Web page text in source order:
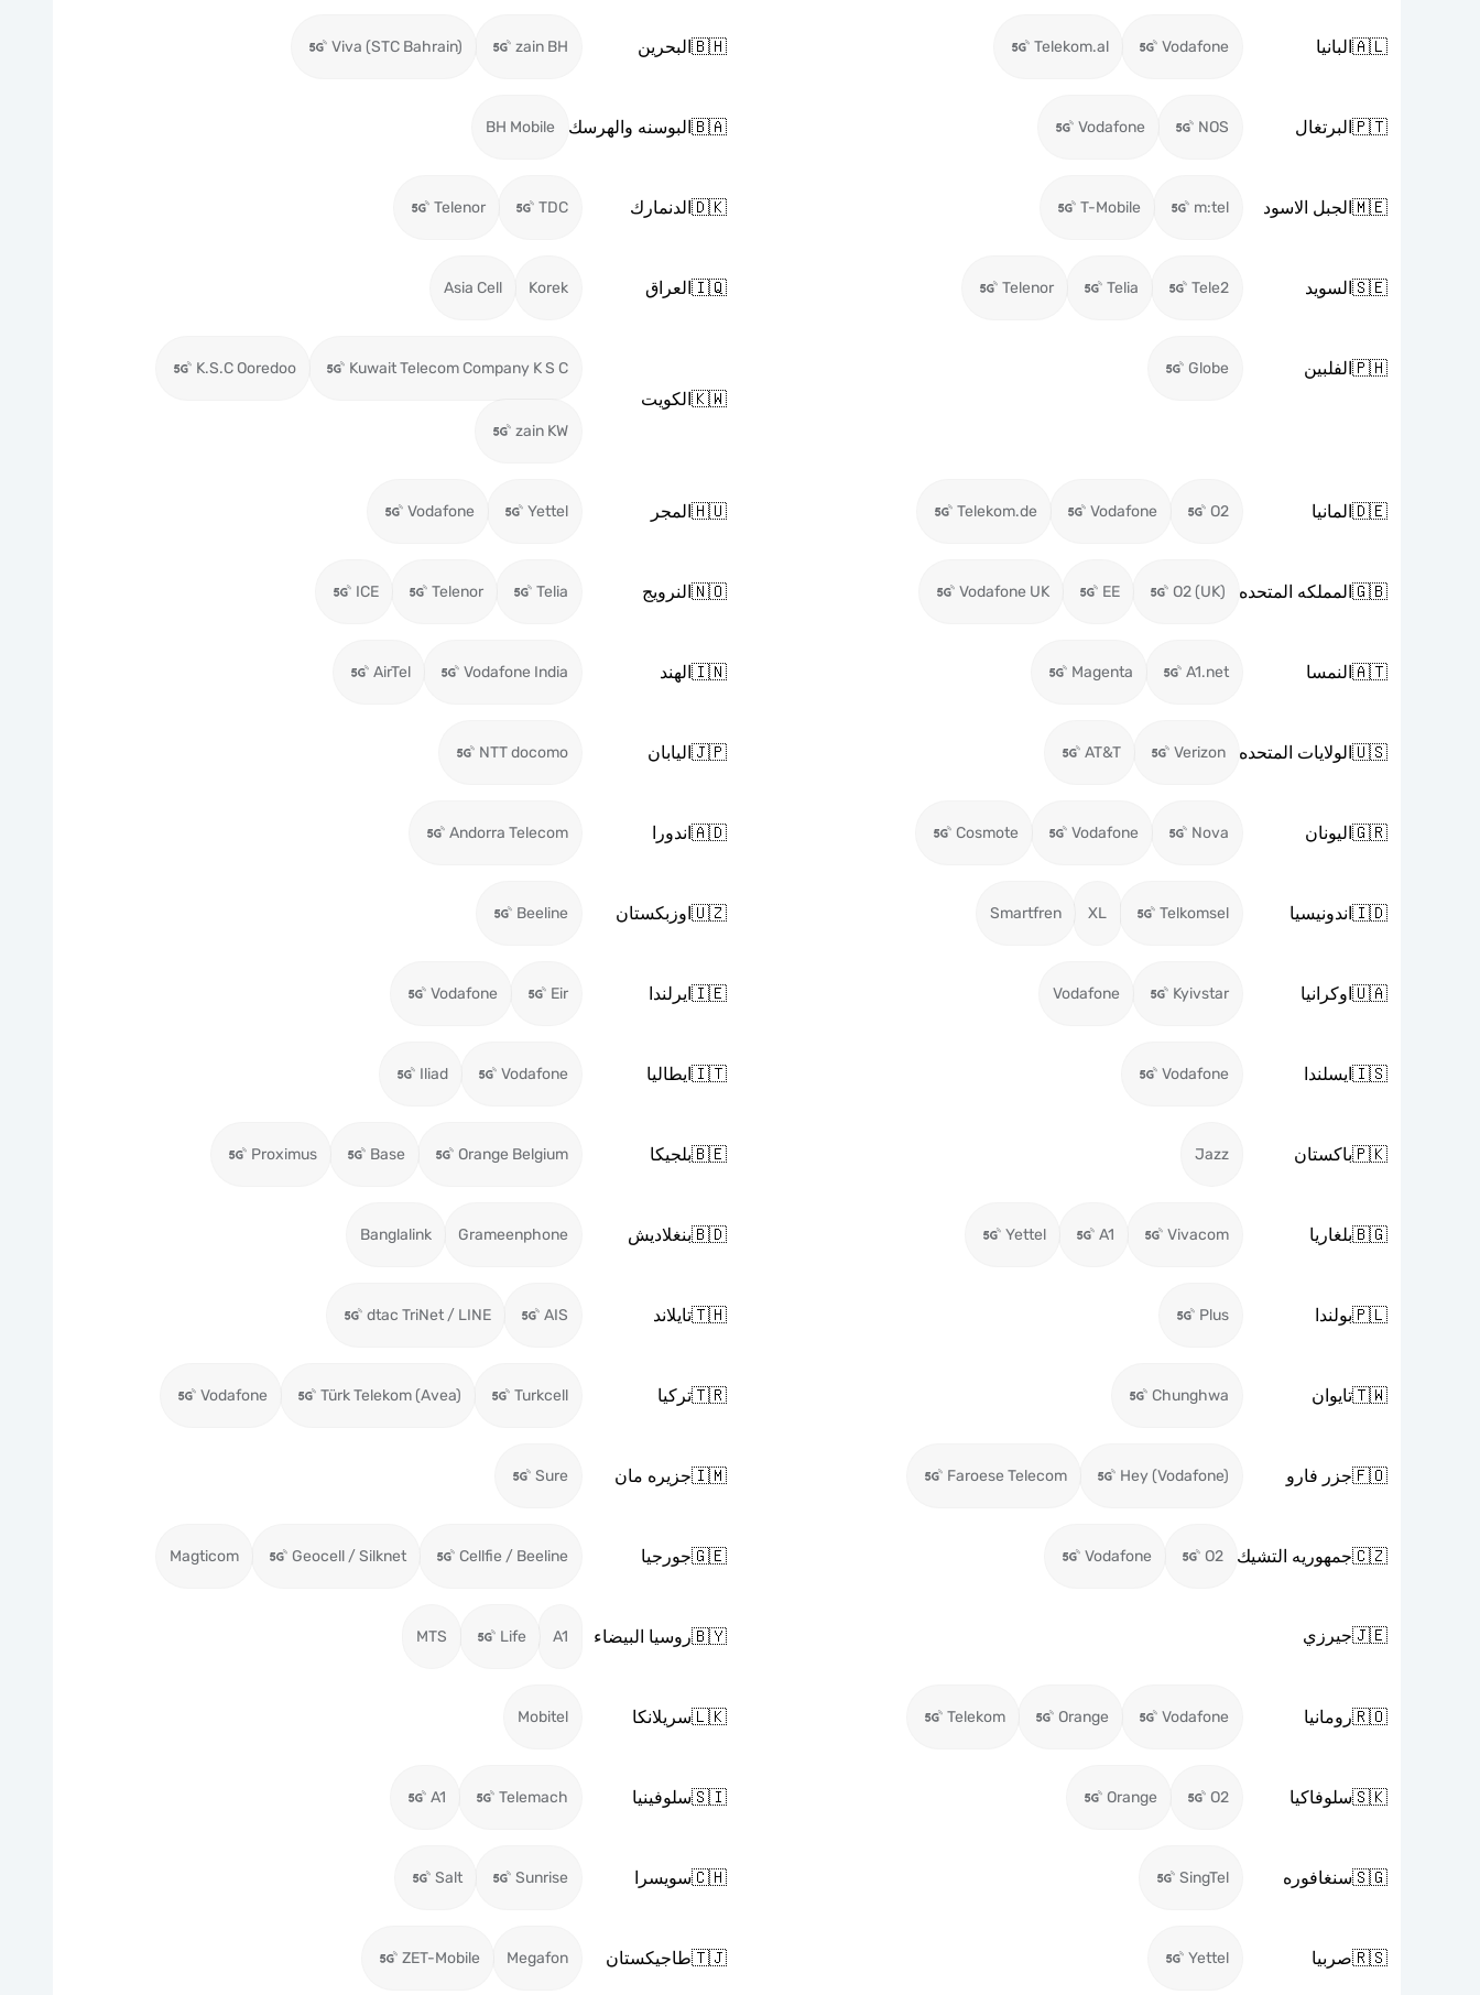
🇦🇱البانيا Vodafone
Telekom.al
🇧🇭البحرين zain BH
Viva (STC Bahrain)
🇵🇹البرتغال NOS
Vodafone
🇧🇦البوسنه والهرسك BH Mobile
🇲🇪الجبل الاسود m:tel
T-Mobile
🇩🇰الدنمارك TDC
Telenor
🇸🇪السويد Tele2
Telia
Telenor
🇮🇶العراق Korek
Asia Cell
🇵🇭الفلبين Globe
🇰🇼الكويت
Kuwait Telecom Company K S C
K.S.C Ooredoo
zain KW
🇩🇪المانيا O2
Vodafone
Telekom.de
🇭🇺المجر Yettel
Vodafone
🇬🇧المملكه المتحده O2 (UK)
EE
Vodafone UK
🇳🇴النرويج Telia
Telenor
ICE
🇦🇹النمسا A1.net
Magenta
🇮🇳الهند Vodafone India
AirTel
🇺🇸الولايات المتحده Verizon
AT&T
🇯🇵اليابان NTT docomo
🇬🇷اليونان Nova
Vodafone
Cosmote
🇦🇩اندورا Andorra Telecom
🇮🇩اندونيسيا Telkomsel
XL
Smartfren
🇺🇿اوزبكستان Beeline
🇺🇦اوكرانيا Kyivstar
Vodafone
🇮🇪ايرلندا Eir
Vodafone
🇮🇸ايسلندا Vodafone
🇮🇹ايطاليا Vodafone
Iliad
🇵🇰باكستان Jazz
🇧🇪بلجيكا Orange Belgium
Base
Proximus
🇧🇬بلغاريا Vivacom
A1
Yettel
🇧🇩بنغلاديش Grameenphone
Banglalink
🇵🇱بولندا Plus
🇹🇭تايلاند AIS
dtac TriNet / LINE
🇹🇼تايوان Chunghwa
🇹🇷تركيا Turkcell
Türk Telekom (Avea)
Vodafone
🇫🇴جزر فارو Hey (Vodafone)
Faroese Telecom
🇮🇲جزيره مان Sure
🇨🇿جمهوريه التشيك O2
Vodafone
🇬🇪جورجيا Cellfie / Beeline
Geocell / Silknet
Magticom
🇯🇪جيرزي 🇧🇾روسيا البيضاء A1
Life
MTS
🇷🇴رومانيا Vodafone
Orange
Telekom
🇱🇰سريلانكا Mobitel
🇸🇰سلوفاكيا O2
Orange
🇸🇮سلوفينيا Telemach
A1
🇸🇬سنغافوره SingTel
🇨🇭سويسرا Sunrise
Salt
🇷🇸صربيا Yettel
🇹🇯طاجيكستان Megafon
ZET-Mobile